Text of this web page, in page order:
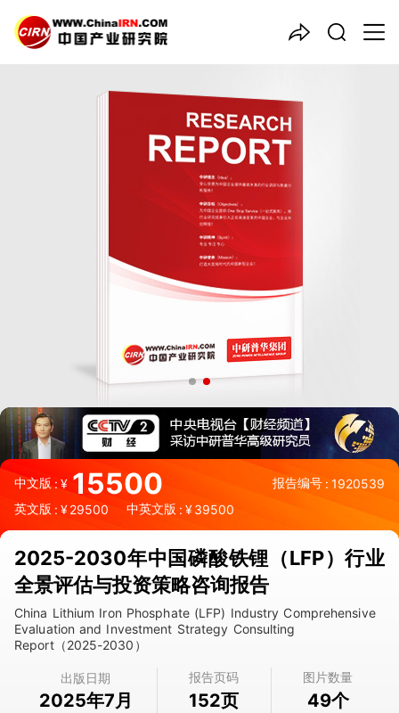
中文版:¥ 15500 报告编号 : 1920539
英文版 : ¥29500 中英文版 : ¥39500
2025-2030年中国磷酸铁锂（LFP）行业
全景评估与投资策略咨询报告
China Lithium Iron Phosphate (LFP) Industry Comprehensive
Evaluation and Investment Strategy Consulting
Report（2025-2030）
出版日期
2025年7月
报告页码
152页
图片数量
49个
中国产业咨询领导者
2025-2030年中国
（LFP）行业全景评估与投资
策略咨询报告
品质保障，一年免费更新维护
报告编号：1920539
出版日期：2025年7月
《2025-2030年中国磷酸铁锂（LFP）行业全景评估与投资策略咨
询报告》由中研普华磷酸铁锂（LFP）行业分析专家领衔撰写，主
要分析了磷酸铁锂（LFP）行业的市场规模、发展现状与投资前
景，同时对磷酸铁锂（LFP）行业的未来发展做出科学的趋势预测
和专业的磷酸铁锂（LFP）行业数据分析，帮助客户评估磷酸铁锂
27年研究经验，深度洞察行业驱动力
微信扫一扫，立即订购报告